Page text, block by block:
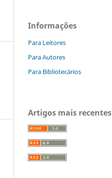
Informações
Para Leitores
Para Autores
Para Bibliotecários
Artigos mais recentes